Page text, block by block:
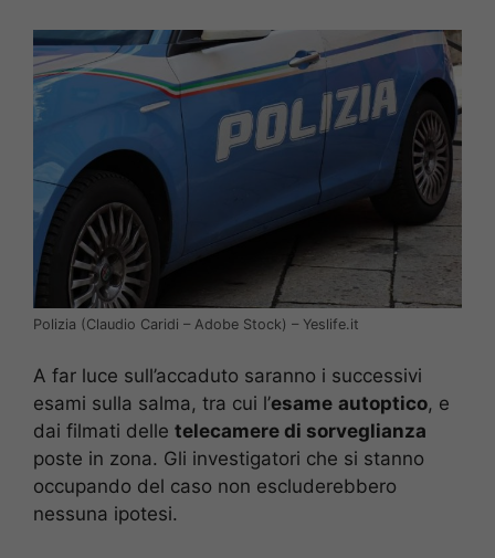
Polizia (Claudio Caridi – Adobe Stock) – Yeslife.it
A far luce sull’accaduto saranno i successivi
esami sulla salma, tra cui l’esame autoptico, e
dai filmati delle telecamere di sorveglianza
poste in zona. Gli investigatori che si stanno
occupando del caso non escluderebbero
nessuna ipotesi.